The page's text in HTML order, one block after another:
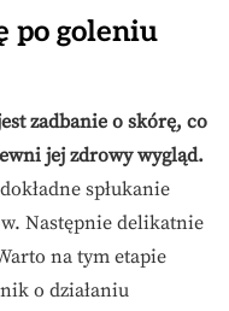
po goleniu
zadbanie o skórę, co
jej zdrowy wygląd.
spłukanie
Następnie delikatnie
na tym etapie
o działaniu